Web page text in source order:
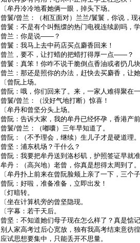
〔牟丹冷冷地看她俩一眼，掉头下场。
曾鬟/曾兰：（相互面对）兰兰/鬟鬟，你说，
曾鬟：不是有个叫甄缳的热门电视连续剧吗，
曾兰：你是说——？
曾鬟：我马上去中药店买点麝香回来！
曾兰，要不，让打蜡的把蜡打得厚一点——？
曾鬟：真笨！你咋不说干脆倒点香油或者扔几
曾兰：那还是照你的办法，赶快去买麝香，让
〔曾阮上场。
曾阮：哦，你们回来了。来，一家人难得聚
曾鬟/曾兰：（没好气地打断）惊喜！
〔牟丹和曾坚分头上场。
曾阮：告诉大家，我的牟丹已经怀孕，香港产
曾鬟/曾兰：（嘟囔）三年早知道了。
曾阮：（不予理会，继续）生儿子才是硬道
曾坚：浦东机场？干什么？
曾阮：我要把牟丹送到洛杉矶，护照签证早就
牟丹：（高兴地）老曾，你真是想得太周到了。
〔牟丹扑上前来在曾阮脸颊上亲了一下，三个
曾阮：好啦，准备准备，立即出发！
〔灯暗转。
〔坐在计算机旁的曾坚隐现。
〔字幕：若干天后。
曾坚：不知道她们母子现在怎么样了？真是
别人家高考过后心宽放，独有我高考结束意彷
应试思想要集中，只能丢开不思量。